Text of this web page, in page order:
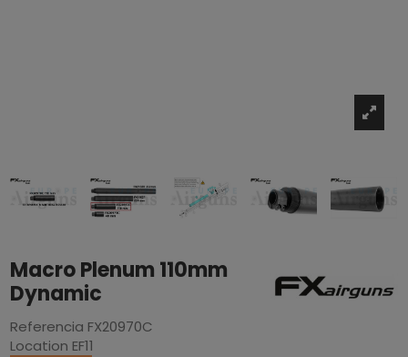
Macro Plenum 110mm
Dynamic
Referencia FX20970C
Location EF11